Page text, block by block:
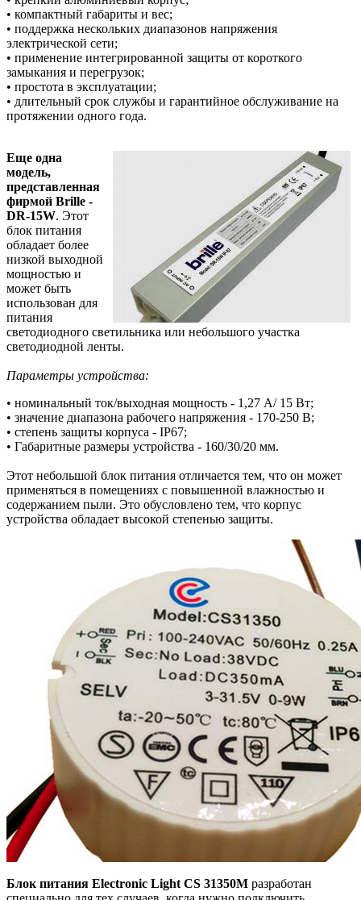
• компактный габариты и вес;
• поддержка нескольких диапазонов напряжения
электрической сети;
• применение интегрированной защиты от короткого
замыкания и перегрузок;
• простота в эксплуатации;
• длительный срок службы и гарантийное обслуживание на
протяжении одного года.
Еще одна
модель,
представленная
фирмой Brille -
DR-15W. Этот
блок питания
обладает более
низкой выходной
мощностью и
может быть
использован для
питания
светодиодного светильника или небольшого участка
светодиодной ленты.
Параметры устройства:
• номинальный ток/выходная мощность - 1,27 А/ 15 Вт;
• значение диапазона рабочего напряжения - 170-250 В;
• степень защиты корпуса - IP67;
• Габаритные размеры устройства - 160/30/20 мм.
Этот небольшой блок питания отличается тем, что он может
применяться в помещениях с повышенной влажностью и
содержанием пыли. Это обусловлено тем, что корпус
устройства обладает высокой степенью защиты.
Блок питания Electronic Light CS 31350M разработан